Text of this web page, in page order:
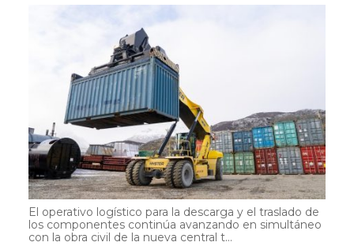
El operativo logístico para la descarga y el traslado de
los componentes continúa avanzando en simultáneo
con la obra civil de la nueva central t...